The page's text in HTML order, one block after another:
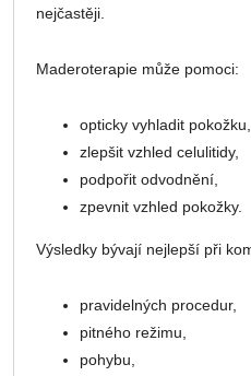
nejčastěji.
Maderoterapie může pomoci:
opticky vyhladit pokožku,
zlepšit vzhled celulitidy,
podpořit odvodnění,
zpevnit vzhled pokožky.
Výsledky bývají nejlepší při
pravidelných procedur,
pitného režimu,
pohybu,